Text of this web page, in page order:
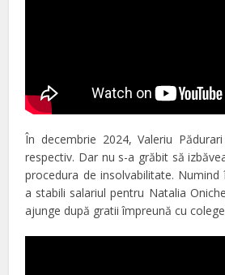
În decembrie 2024, Valeriu
respectiv. Dar nu s-a grăbit să
procedura de insolvabilitate.
a stabili salariul pentru Natalia
ajunge după gratii împreună cu